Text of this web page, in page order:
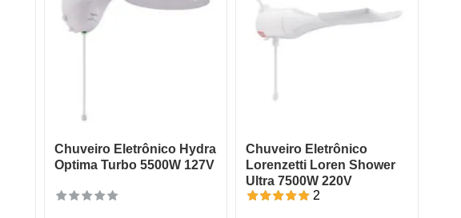
Chuveiro Eletrônico Hydra
Optima Turbo 5500W 127V
Chuveiro Eletrônico
Lorenzetti Loren Shower
Ultra 7500W 220V
2